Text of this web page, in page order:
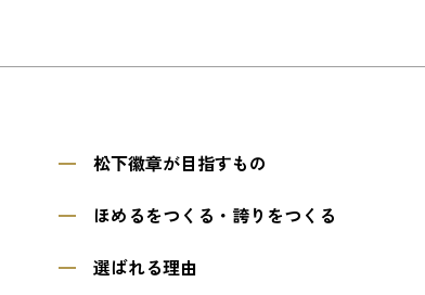
松下徽章が目指すもの
ほめるをつくる・誇りをつくる
選ばれる理由